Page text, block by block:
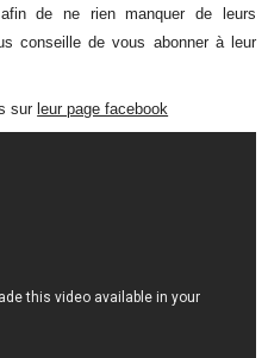
de ne rien manquer de leurs
conseille de vous abonner à leur
sur leur page facebook